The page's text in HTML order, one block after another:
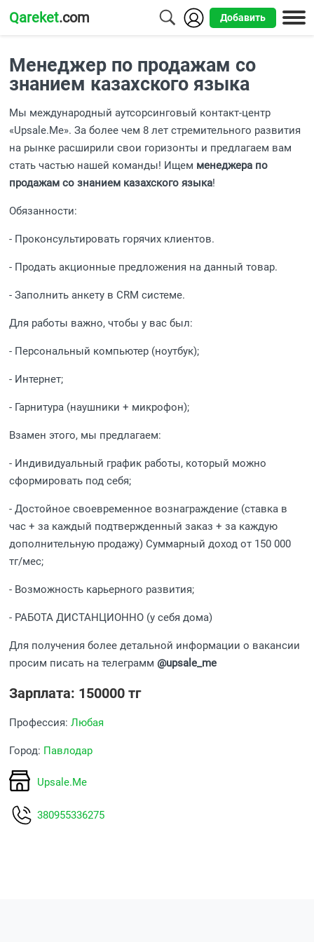
Qareket.com Добавить
Алматы
Астана
Шымкент
Усть-
Каменогорск
Менеджер по продажам со
знанием казахского языка
Мы международный аутсорсинговый контакт-центр
«Upsale.Me». За более чем 8 лет стремительного развития
на рынке расширили свои горизонты и предлагаем вам
стать частью нашей команды! Ищем менеджера по
продажам со знанием казахского языка!
Обязанности:
- Проконсультировать горячих клиентов.
- Продать акционные предложения на данный товар.
- Заполнить анкету в СRМ системе.
Для работы важно, чтобы у вас был:
- Персональный компьютер (ноутбук);
- Интернет;
- Гарнитура (наушники + микрофон);
Взамен этого, мы предлагаем:
- Индивидуальный график работы, который можно
сформировать под себя;
- Достойное своевременное вознаграждение (ставка в
час + за каждый подтвержденный заказ + за каждую
дополнительную продажу) Суммарный доход от 150 000
тг/мес;
- Возможность карьерного развития;
- РАБОТА ДИСТАНЦИОННО (у себя дома)
Для получения более детальной информации о вакансии
просим писать на телеграмм @upsale_me
Зарплата: 150000 тг
Профессия:Любая
Город: Павлодар
Upsale.Me
380955336275